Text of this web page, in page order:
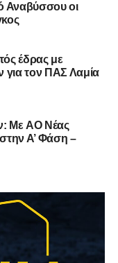
Αναβύσσου οι
έδρας με
τον ΠΑΣ Λαμία
Με AO Nέας
Α’ Φάση –